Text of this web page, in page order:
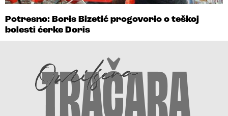
Potresno: Boris Bizetić progovorio o teškoj
bolesti ćerke Doris